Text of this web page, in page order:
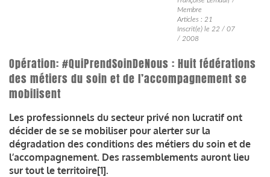
Membre
Articles : 21
Inscrit(e) le 22 / 07
/ 2008
Opération: #QuiPrendSoinDeNous : Huit fédérations
des métiers du soin et de l’accompagnement se
mobilisent
Les professionnels du secteur privé non lucratif ont
décider de se se mobiliser pour alerter sur la
dégradation des conditions des métiers du soin et de
l’accompagnement. Des rassemblements auront lieu
sur tout le territoire[1].